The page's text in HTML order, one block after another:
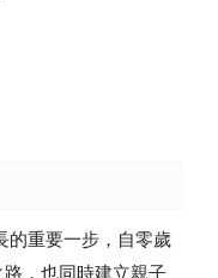
的重要一步，自零歲
，也同時建立親子